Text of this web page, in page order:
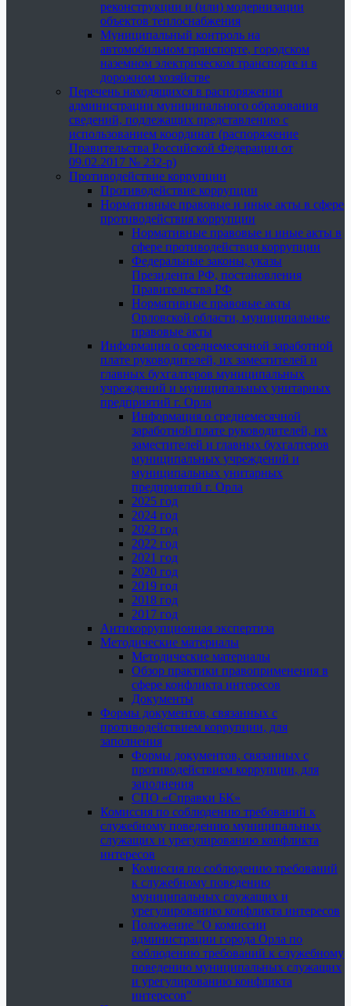
реконструкции и (или) модернизации
объектов теплоснабжения
Муниципальный контроль на
автомобильном транспорте, городском
наземном электрическом транспорте и в
дорожном хозяйстве
Перечень находящихся в распоряжении
администрации муниципального образования
сведений, подлежащих представлению с
использованием координат (распоряжение
Правительства Российской Федерации от
09.02.2017 № 232-р)
Противодействие коррупции
Противодействие коррупции
Нормативные правовые и иные акты в сфере
противодействия коррупции
Нормативные правовые и иные акты в
сфере противодействия коррупции
Федеральные законы, указы
Президента РФ, постановления
Правительства РФ
Нормативные правовые акты
Орловской области, муниципальные
правовые акты
Информация о среднемесячной заработной
плате руководителей, их заместителей и
главных бухгалтеров муниципальных
учреждений и муниципальных унитарных
предприятий г. Орла
Информация о среднемесячной
заработной плате руководителей, их
заместителей и главных бухгалтеров
муниципальных учреждений и
муниципальных унитарных
предприятий г. Орла
2025 год
2024 год
2023 год
2022 год
2021 год
2020 год
2019 год
2018 год
2017 год
Антикоррупционная экспертиза
Методические материалы
Методические материалы
Обзор практики правоприменения в
сфере конфликта интересов
Документы
Формы документов, связанных с
противодействием коррупции, для
заполнения
Формы документов, связанных с
противодействием коррупции, для
заполнения
СПО «Справки БК»
Комиссия по соблюдению требований к
служебному поведению муниципальных
служащих и урегулированию конфликта
интересов
Комиссия по соблюдению требований
к служебному поведению
муниципальных служащих и
урегулированию конфликта интересов
Положение "О комиссии
администрации города Орла по
соблюдению требований к служебному
поведению муниципальных служащих
и урегулированию конфликта
интересов"